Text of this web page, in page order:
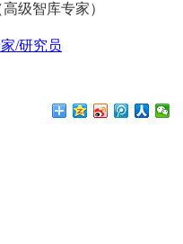
级智库专家）
/研究员